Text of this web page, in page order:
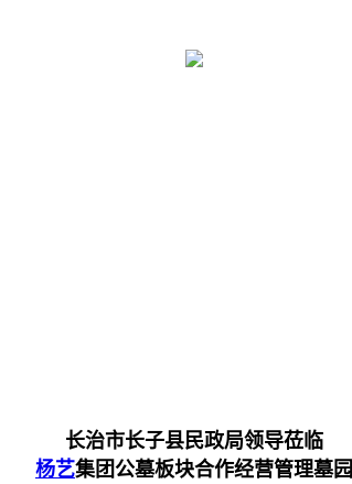
长治市长子县民政局领导莅临
杨艺集团公墓板块合作经营管理墓园